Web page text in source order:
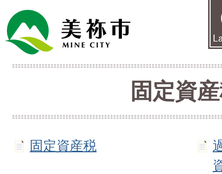
固定資
固定資産税